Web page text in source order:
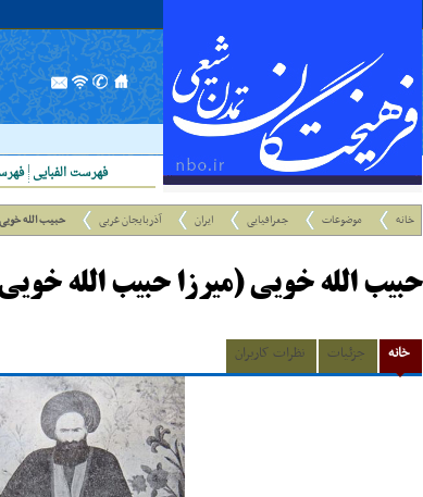
فهرست الفبایی
خانه موضوعات جغرافیایی ایران آذربایجان غربی حبیب الله
حبیب الله خویی (میرزا حبیب الله
خانه جزئیات نظرات کاربران